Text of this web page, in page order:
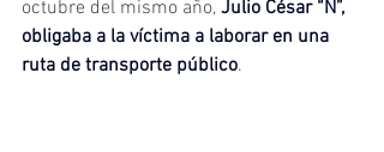
octubre del mismo año, Julio César “N”,
obligaba a la víctima a laborar en una
ruta de transporte público.